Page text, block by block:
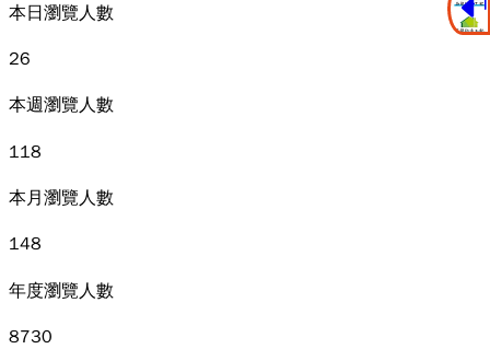
本日瀏覽人數
26
本週瀏覽人數
118
本月瀏覽人數
148
年度瀏覽人數
8730